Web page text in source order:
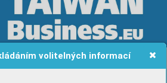
volitelných informací